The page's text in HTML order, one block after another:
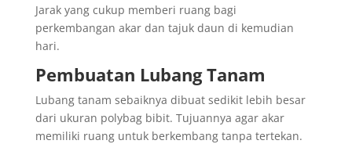
Jarak yang cukup memberi ruang bagi
perkembangan akar dan tajuk daun di kemudian
hari.
Pembuatan Lubang Tanam
Lubang tanam sebaiknya dibuat sedikit lebih besar
dari ukuran polybag bibit. Tujuannya agar akar
memiliki ruang untuk berkembang tanpa tertekan.